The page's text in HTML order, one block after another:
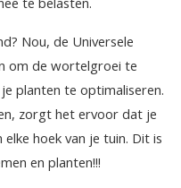
Nou, de Universele
om de wortelgroei te
planten te optimaliseren.
zorgt het ervoor dat je
hoek van je tuin. Dit is
en planten!!!